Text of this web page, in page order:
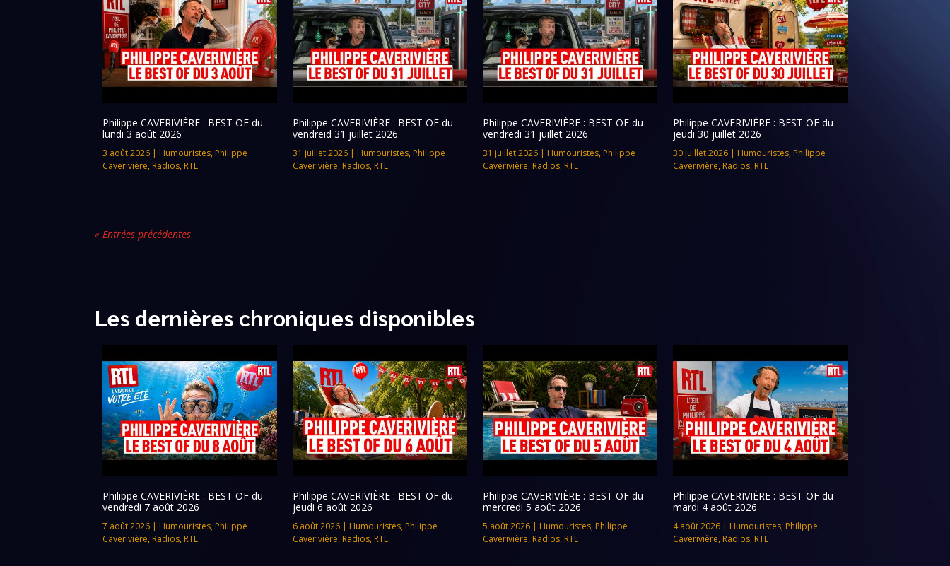
Philippe CAVERIVIÈRE : BEST OF du
lundi 3 août 2026
3 août 2026 | Humouristes, Philippe
Caverivière, Radios, RTL
Philippe CAVERIVIÈRE : BEST OF du
vendreid 31 juillet 2026
31 juillet 2026| Humouristes, Philippe
Caverivière, Radios, RTL
Philippe CAVERIVIÈRE : BEST OF du
vendredi 31 juillet 2026
31 juillet 2026| Humouristes, Philippe
Caverivière, Radios, RTL
Philippe CAVERIVIÈRE : BEST OF du
jeudi 30 juillet 2026
30 juillet 2026| Humouristes, Philippe
Caverivière, Radios, RTL
« Entrées précédentes
Les dernières chroniques disponibles
Philippe CAVERIVIÈRE : BEST OF du
vendredi 7 août 2026
7 août 2026 | Humouristes, Philippe
Caverivière, Radios, RTL
Philippe CAVERIVIÈRE : BEST OF du
jeudi 6 août 2026
6 août 2026| Humouristes, Philippe
Caverivière, Radios, RTL
Philippe CAVERIVIÈRE : BEST OF du
mercredi 5 août 2026
5 août 2026| Humouristes, Philippe
Caverivière, Radios, RTL
Philippe CAVERIVIÈRE : BEST OF du
mardi 4 août 2026
4 août 2026| Humouristes, Philippe
Caverivière, Radios, RTL